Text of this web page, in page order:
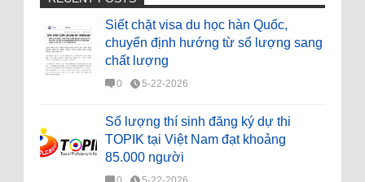
Siết chặt visa du học hàn Quốc,
chuyển định hướng từ số lượng sang
chất lượng
0 5-22-2026
Số lượng thí sinh đăng ký dự thi
TOPIK tại Việt Nam đạt khoảng
85.000 người